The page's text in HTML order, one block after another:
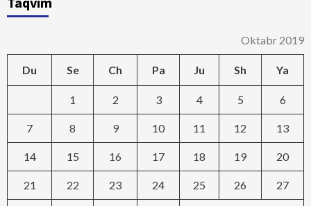
Oktabr 2019
Du Se Ch Pa Ju Sh Ya
1 2 3 4 5 6
7 8 9 10 11 12 13
14 15 16 17 18 19 20
21 22 23 24 25 26 27